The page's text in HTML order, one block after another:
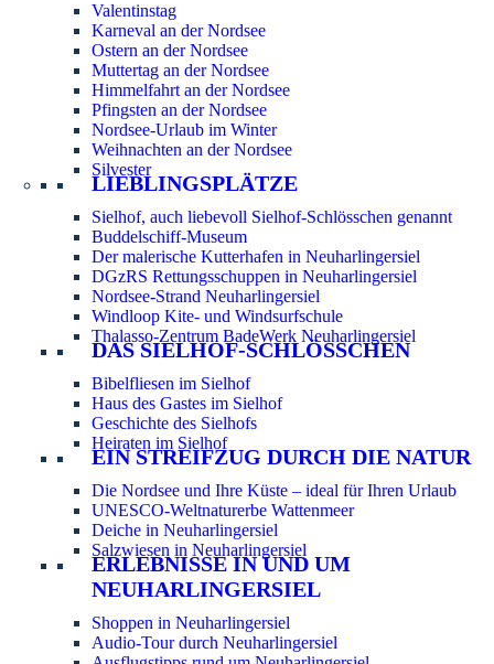
Valentinstag
Karneval an der Nordsee
Ostern an der Nordsee
Muttertag an der Nordsee
Himmelfahrt an der Nordsee
Pfingsten an der Nordsee
Nordsee-Urlaub im Winter
Weihnachten an der Nordsee
Silvester
LIEBLINGSPLÄTZE
Sielhof, auch liebevoll Sielhof-Schlösschen genannt
Buddelschiff-Museum
Der malerische Kutterhafen in Neuharlingersiel
DGzRS Rettungsschuppen in Neuharlingersiel
Nordsee-Strand Neuharlingersiel
Windloop Kite- und Windsurfschule
Thalasso-Zentrum BadeWerk Neuharlingersiel
DAS SIELHOF-SCHLÖSSCHEN
Bibelfliesen im Sielhof
Haus des Gastes im Sielhof
Geschichte des Sielhofs
Heiraten im Sielhof
EIN STREIFZUG DURCH DIE NATUR
Die Nordsee und Ihre Küste – ideal für Ihren Urlaub
UNESCO-Weltnaturerbe Wattenmeer
Deiche in Neuharlingersiel
Salzwiesen in Neuharlingersiel
ERLEBNISSE IN UND UM
NEUHARLINGERSIEL
Shoppen in Neuharlingersiel
Audio-Tour durch Neuharlingersiel